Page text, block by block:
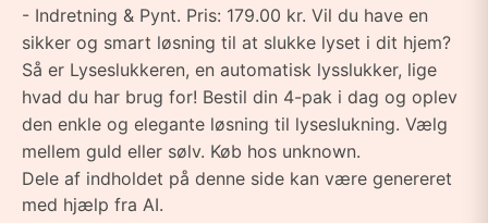
- Indretning & Pynt. Pris: 179.00 kr. Vil du have en
sikker og smart løsning til at slukke lyset i dit hjem?
Så er Lyseslukkeren, en automatisk lysslukker, lige
hvad du har brug for! Bestil din 4-pak i dag og oplev
den enkle og elegante løsning til lyseslukning. Vælg
mellem guld eller sølv. Køb hos unknown.
Dele af indholdet på denne side kan være genereret
med hjælp fra AI.